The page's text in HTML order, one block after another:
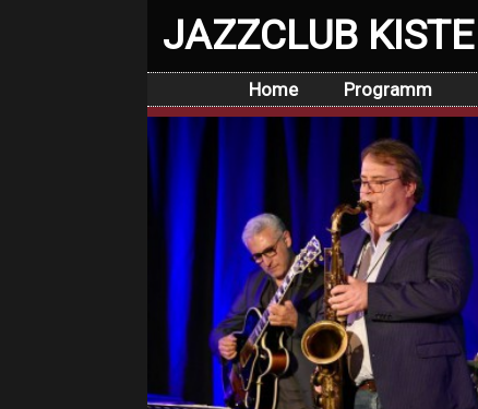
JAZZCLUB KISTE
Home Programm